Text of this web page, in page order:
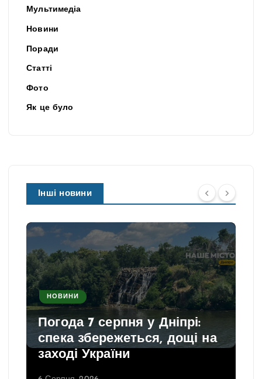
Мультимедіа
Новини
Поради
Статті
Фото
Як це було
Інші новини
НОВИНИ
Погода 7 серпня у Дніпрі:
спека збережеться, дощі на
заході України